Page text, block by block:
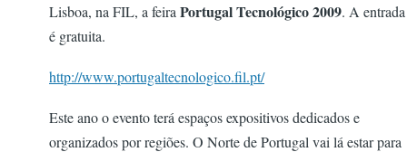
Lisboa, na FIL, a feira Portugal Tecnológico 2009. A entrada
é gratuita.
http://www.portugaltecnologico.fil.pt/
Este ano o evento terá espaços expositivos dedicados e
organizados por regiões. O Norte de Portugal vai lá estar para